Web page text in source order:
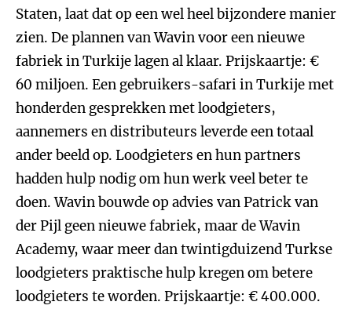
Staten, laat dat op een wel heel bijzondere manier
zien. De plannen van Wavin voor een nieuwe
fabriek in Turkije lagen al klaar. Prijskaartje: €
60 miljoen. Een gebruikers-safari in Turkije met
honderden gesprekken met loodgieters,
aannemers en distributeurs leverde een totaal
ander beeld op. Loodgieters en hun partners
hadden hulp nodig om hun werk veel beter te
doen. Wavin bouwde op advies van Patrick van
der Pijl geen nieuwe fabriek, maar de Wavin
Academy, waar meer dan twintigduizend Turkse
loodgieters praktische hulp kregen om betere
loodgieters te worden. Prijskaartje: € 400.000.